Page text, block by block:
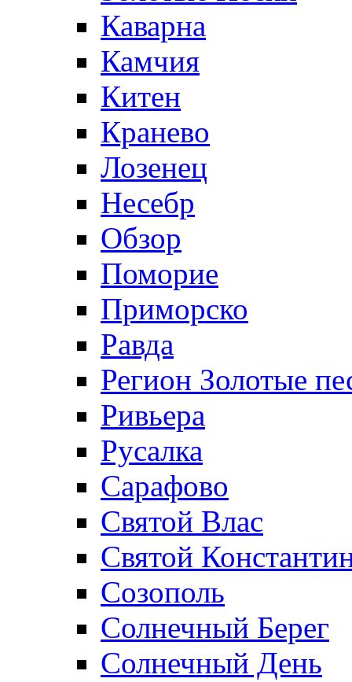
Каварна
Камчия
Китен
Кранево
Лозeнец
Несебр
Обзор
Поморие
Приморско
Равда
Регион Золотые
Ривьера
Русалка
Сарафово
Святой Влас
Святой
Созополь
Солнечный Берег
Солнечный День